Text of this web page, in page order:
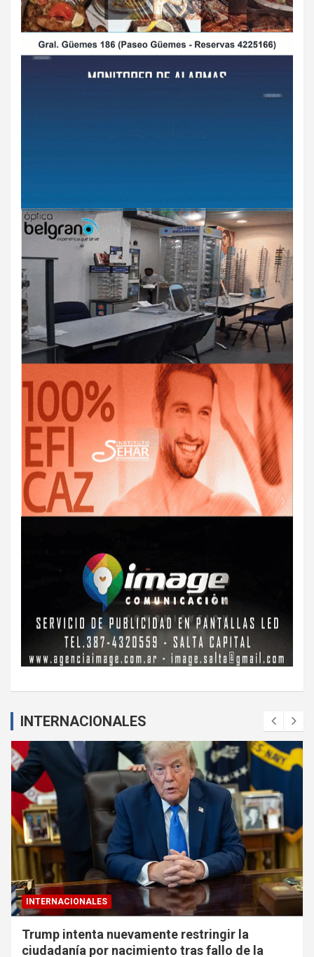
INTERNACIONALES
INTERNACIONALES
Trump intenta nuevamente restringir la
ciudadanía por nacimiento tras fallo de la